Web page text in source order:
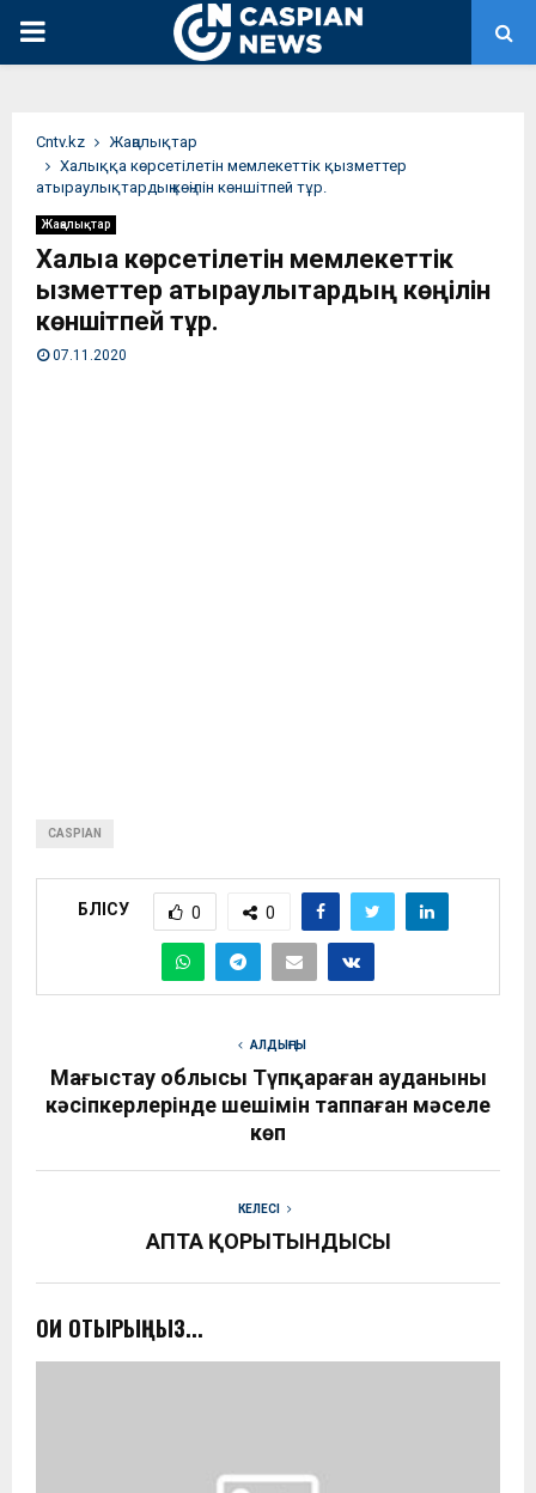
PRIMARY
Сntv.kz
Жаңалықтар
Халыққа көрсетілетін мемлекеттік қызметтер
атыраулықтардың көңілін көншітпей тұр.
Жаңалықтар
Халыққа көрсетілетін мемлекеттік
қызметтер атыраулықтардың көңілін
көншітпей тұр.
07.11.2020
CASPIAN
БӨЛІСУ 0 0
АЛДЫҢҒЫ
Маңғыстау облысы Түпқараған ауданының
кәсіпкерлерінде шешімін таппаған мәселе
көп
КЕЛЕСІ
АПТА ҚОРЫТЫНДЫСЫ
ОҚИ ОТЫРЫҢЫЗ...